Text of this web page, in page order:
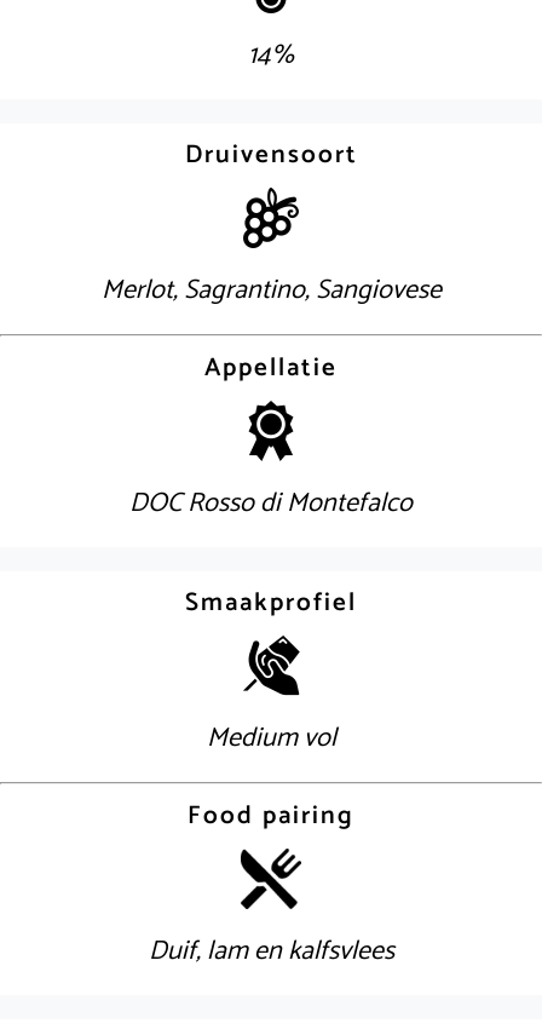
14%
Druivensoort
Merlot, Sagrantino, Sangiovese
Appellatie
DOC Rosso di Montefalco
Smaakprofiel
Medium vol
Food pairing
Duif, lam en kalfsvlees